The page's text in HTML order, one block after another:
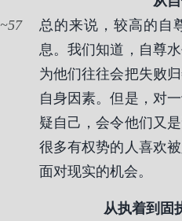
57
总的来说，较高的自
息。我们知道，自尊
为他们往往会把失败
自身因素。但是，对
疑自己，会令他们又
很多有权势的人喜欢
面对现实的机会。
从执着到固